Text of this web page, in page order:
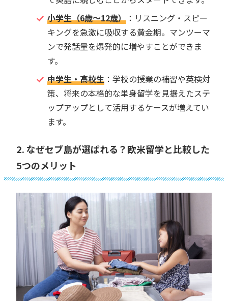
小学生（6歳〜12歳）：リスニング・スピー
キングを急激に吸収する黄金期。マンツーマ
ンで発話量を爆発的に増やすことができま
す。
中学生・高校生：学校の授業の補習や英検対
策、将来の本格的な単身留学を見据えたステ
ップアップとして活用するケースが増えてい
ます。
2. なぜセブ島が選ばれる？欧米留学と比較した
5つのメリット